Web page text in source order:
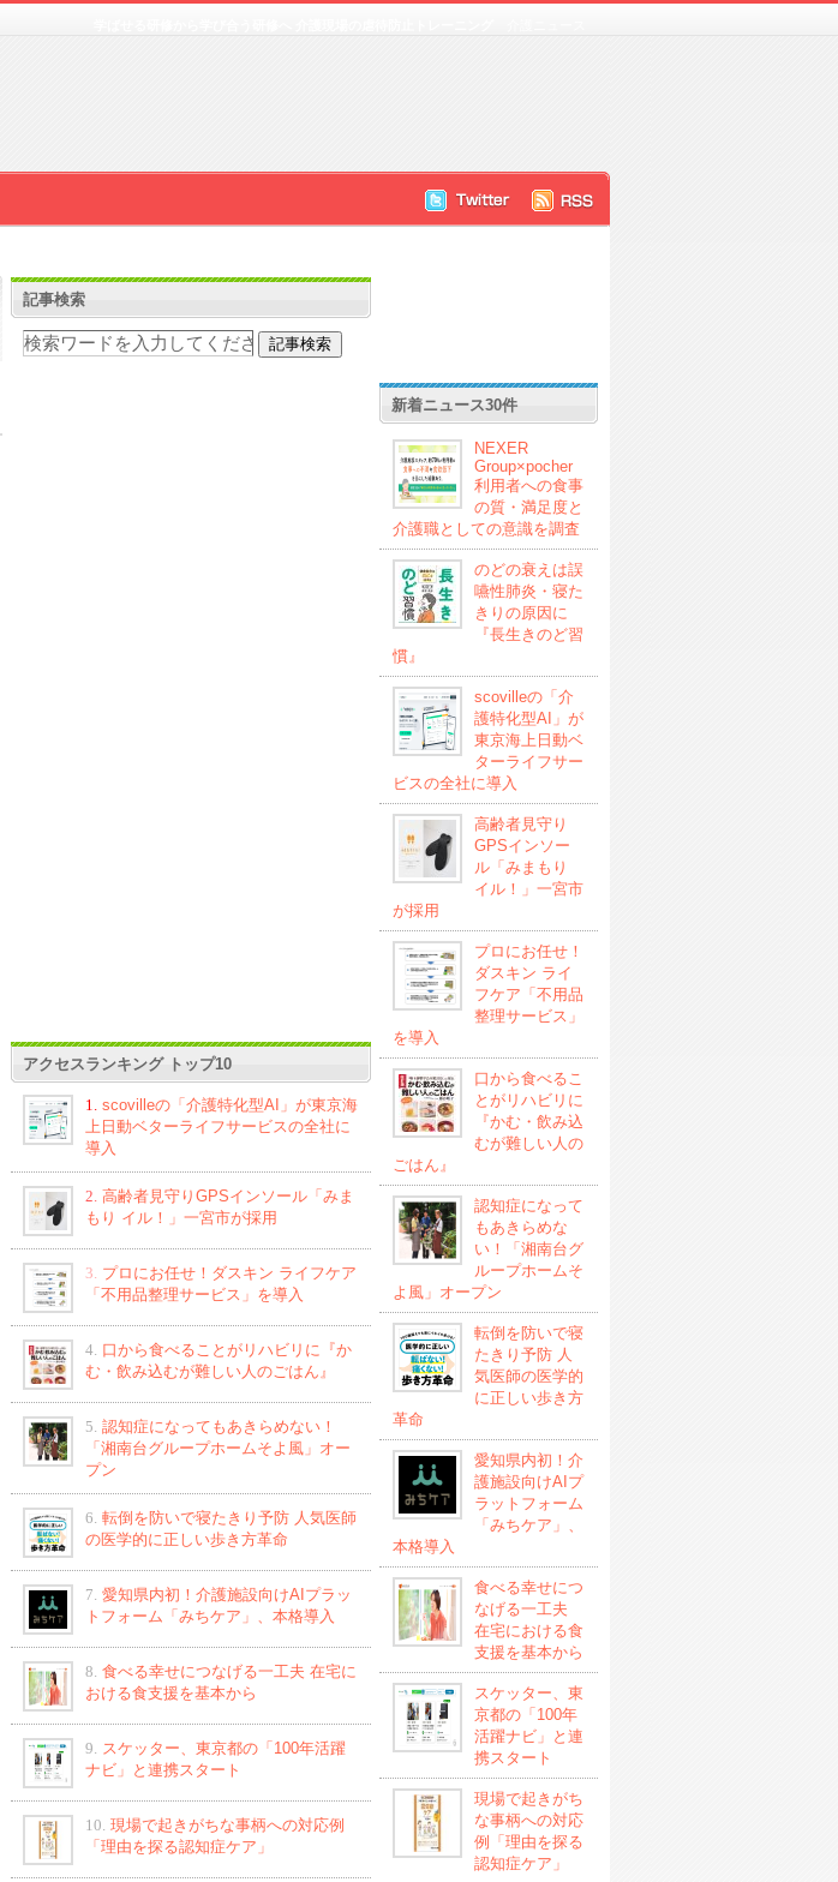
記事検索
アクセスランキング トップ10
1.
scovilleの「介護特化型AI」が東京海
上日動ベターライフサービスの全社に
導入
2. 高齢者見守りGPSインソール「みま
もり イル！」一宮市が採用
3. プロにお任せ！ダスキン ライフケア
「不用品整理サービス」を導入
4. 口から食べることがリハビリに『か
む・飲み込むが難しい人のごはん』
5. 認知症になってもあきらめない！
「湘南台グループホームそよ風」オー
プン
6. 転倒を防いで寝たきり予防 人気医師
の医学的に正しい歩き方革命
7. 愛知県内初！介護施設向けAIプラッ
トフォーム「みちケア」、本格導入
8. 食べる幸せにつなげる一工夫 在宅に
おける食支援を基本から
9.
スケッター、東京都の「100年活躍
ナビ」と連携スタート
10. 現場で起きがちな事柄への対応例
「理由を探る認知症ケア」
新着ニュース30件
NEXER
Group×pocher
利用者への食事
の質・満足度と
介護職としての意識を調査
のどの衰えは誤
嚥性肺炎・寝た
きりの原因に
『長生きのど習
慣』
scovilleの「介
護特化型AI」が
東京海上日動ベ
ターライフサー
ビスの全社に導入
高齢者見守り
GPSインソー
ル「みまもり
イル！」一宮市
が採用
プロにお任せ！
ダスキン ライ
フケア「不用品
整理サービス」
を導入
口から食べるこ
とがリハビリに
『かむ・飲み込
むが難しい人の
ごはん』
認知症になって
もあきらめな
い！「湘南台グ
ループホームそ
よ風」オープン
転倒を防いで寝
たきり予防 人
気医師の医学的
に正しい歩き方
革命
愛知県内初！介
護施設向けAIプ
ラットフォーム
「みちケア」、
本格導入
食べる幸せにつ
なげる一工夫
在宅における食
支援を基本から
スケッター、東
京都の「100年
活躍ナビ」と連
携スタート
現場で起きがち
な事柄への対応
例「理由を探る
認知症ケア」